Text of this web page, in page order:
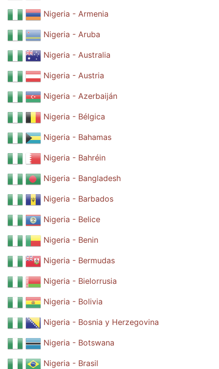
Nigeria - Armenia
Nigeria - Aruba
Nigeria - Australia
Nigeria - Austria
Nigeria - Azerbaiján
Nigeria - Bélgica
Nigeria - Bahamas
Nigeria - Bahréin
Nigeria - Bangladesh
Nigeria - Barbados
Nigeria - Belice
Nigeria - Benin
Nigeria - Bermudas
Nigeria - Bielorrusia
Nigeria - Bolivia
Nigeria - Bosnia y Herzegovina
Nigeria - Botswana
Nigeria - Brasil